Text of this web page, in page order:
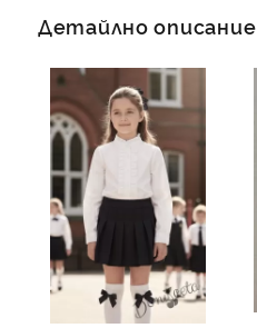
Детайлно описание